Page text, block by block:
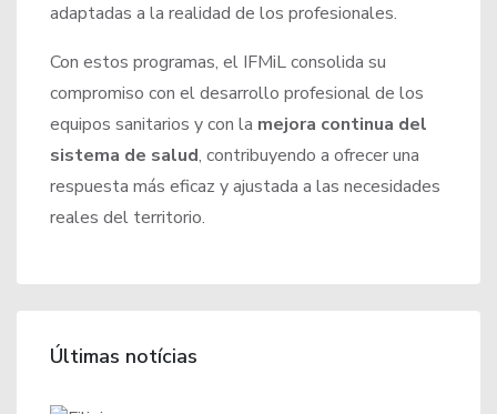
adaptadas a la realidad de los profesionales.
Con estos programas, el IFMiL consolida su
compromiso con el desarrollo profesional de los
equipos sanitarios y con la mejora continua del
sistema de salud, contribuyendo a ofrecer una
respuesta más eficaz y ajustada a las necesidades
reales del territorio.
Últimas notícias